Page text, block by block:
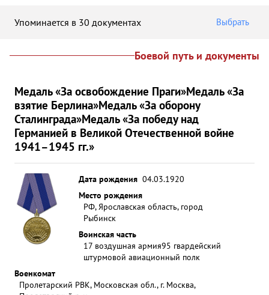
Упоминается в 30 документах Выбрать
Боевой путь и документы
Медаль «За освобождение Праги»Медаль «За
взятие Берлина»Медаль «За оборону
Сталинграда»Медаль «За победу над
Германией в Великой Отечественной войне
1941–1945 гг.»
Дата рождения 04.03.1920
Место рождения
РФ, Ярославская область, город
Рыбинск
Воинская часть
17 воздушная армия95 гвардейский
штурмовой авиационный полк
Военкомат
Пролетарский РВК, Московская обл., г. Москва,